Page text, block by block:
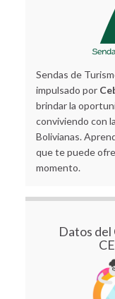
Sendas de
impulsado por
brindar la
conviviendo con
Bolivianas.
que te puede
momento.
Datos